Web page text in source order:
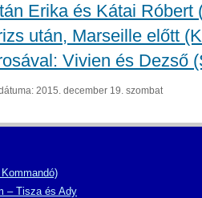
Erika és Kátai Róbert
után, Marseille előtt
Vivien és Dezső
2015. december 19. szombat
– Tisza és Ady